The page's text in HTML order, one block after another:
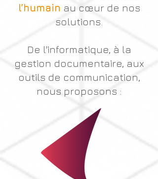
l’humain au cœur de nos
solutions.
De l'informatique, à la
gestion documentaire, aux
outils de communication,
nous proposons :